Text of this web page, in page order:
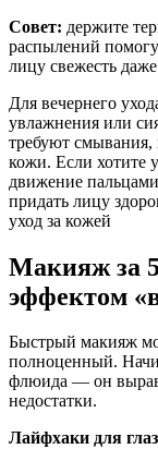
Совет: держите
распылений
лицу свежесть
Для вечернего
увлажнения или
требуют смывания,
кожи. Если хотите
движение
придать лицу
уход за кожей
Макияж за
эффектом
Быстрый макияж
полноценный.
флюида — он
недостатки.
Лайфхаки для